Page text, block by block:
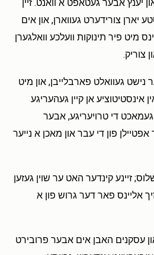
יענץ אבער געטאפט א וואנט. זיין
יארן צורידערט געווארן, און אים
מיט פיר תינוקות וועלכע וואלגערן
צוריק.
נישט געוואלט פארבלייבן, און מיט
אינסטיטוציע אן קיין געהעריגע
די טרויעריגע, אבער
אפטיילן פון די עבר און מאכן א נייער
זיינע קינדער האט ער שוין געזען
אליינס פאר דער גרוש פון א
עסקנים האבן אים אבער פרובירט